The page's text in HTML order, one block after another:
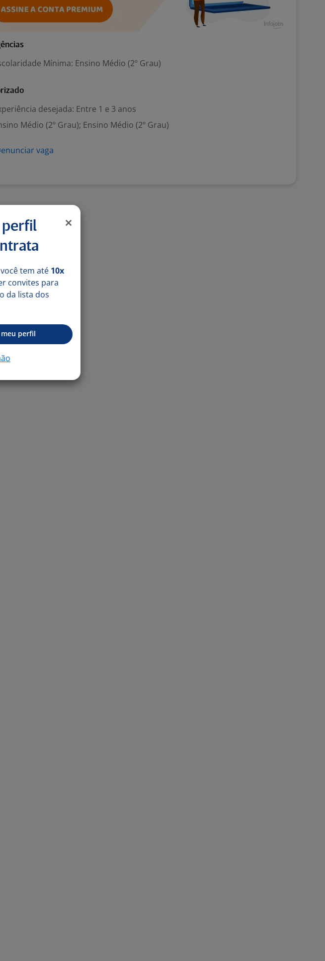
Mínima: Ensino Médio (2º Grau)
desejada: Entre 1 e 3 anos
Médio (2º Grau); Ensino Médio (2º Grau)
vaga
perfil
tem até 10x
convites para
da lista dos
perfil